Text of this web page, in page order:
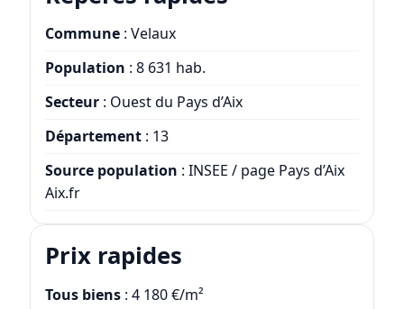
Commune: Velaux
Population : 8 631 hab.
Secteur: Ouest du Pays d’Aix
Département: 13
Source population : INSEE / page Pays d’Aix
Aix.fr
Prix rapides
Tous biens: 4 180 €/m²